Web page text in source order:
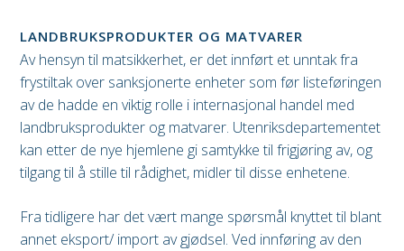
LANDBRUKSPRODUKTER OG MATVARER
Av hensyn til matsikkerhet, er det innført et unntak fra
frystiltak over sanksjonerte enheter som før listeføringen
av de hadde en viktig rolle i internasjonal handel med
landbruksprodukter og matvarer. Utenriksdepartementet
kan etter de nye hjemlene gi samtykke til frigjøring av, og
tilgang til å stille til rådighet, midler til disse enhetene.
Fra tidligere har det vært mange spørsmål knyttet til blant
annet eksport/ import av gjødsel. Ved innføring av den